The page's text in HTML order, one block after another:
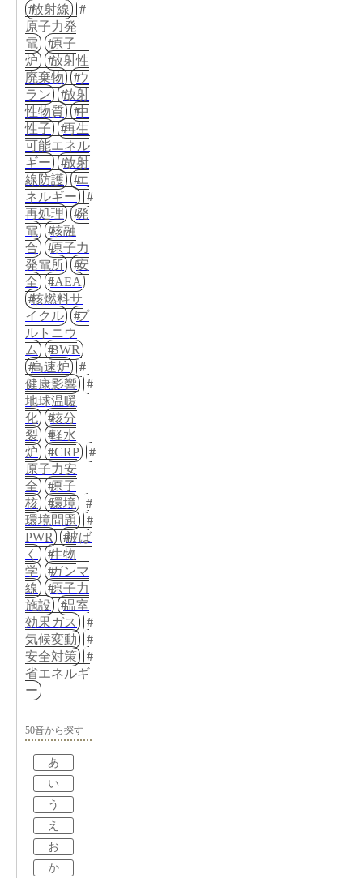
放射線
原子力発
電
原子
炉
放射性
廃棄物
ウ
ラン
放射
性物質
中
性子
再生
可能エネル
ギー
放射
線防護
エ
ネルギー
再処理
発
電
核融
合
原子力
発電所
安
全
IAEA
核燃料サ
イクル
プ
ルトニウ
ム
BWR
高速炉
健康影響
地球温暖
化
核分
裂
軽水
炉
ICRP
原子力安
全
原子
核
環境
環境問題
PWR
被ば
く
生物
学
ガンマ
線
原子力
施設
温室
効果ガス
気候変動
安全対策
省エネルギ
ー
50音から探す
あ
い
う
え
お
か